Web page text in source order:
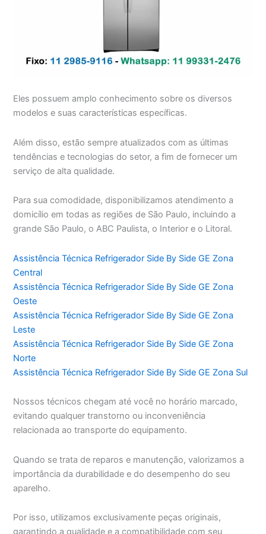
Eles possuem amplo conhecimento sobre os diversos
modelos e suas características específicas.
Além disso, estão sempre atualizados com as últimas
tendências e tecnologias do setor, a fim de fornecer um
serviço de alta qualidade.
Para sua comodidade, disponibilizamos atendimento a
domicílio em todas as regiões de São Paulo, incluindo a
grande São Paulo, o ABC Paulista, o Interior e o Litoral.
Assistência Técnica Refrigerador Side By Side GE Zona
Central
Assistência Técnica Refrigerador Side By Side GE Zona
Oeste
Assistência Técnica Refrigerador Side By Side GE Zona
Leste
Assistência Técnica Refrigerador Side By Side GE Zona
Norte
Assistência Técnica Refrigerador Side By Side GE Zona Sul
Nossos técnicos chegam até você no horário marcado,
evitando qualquer transtorno ou inconveniência
relacionada ao transporte do equipamento.
Quando se trata de reparos e manutenção, valorizamos a
importância da durabilidade e do desempenho do seu
aparelho.
Por isso, utilizamos exclusivamente peças originais,